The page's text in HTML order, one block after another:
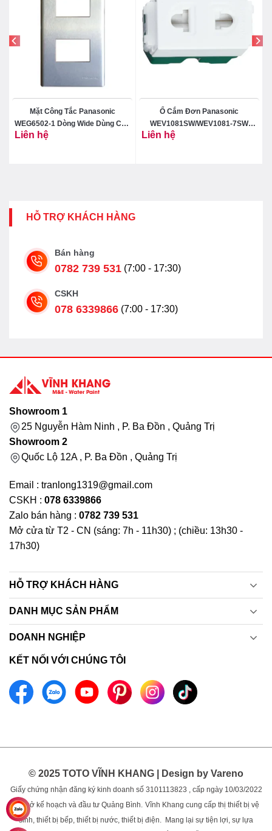
Mặt Công Tắc Panasonic
WEG6502-1 Dòng Wide Dùng Cho
Liên hệ
Ổ Cắm Đơn Panasonic
WEV1081SW/WEV1081-7SW
Liên hệ
HỖ TRỢ KHÁCH HÀNG
Bán hàng
0782 739 531 (7:00 - 17:30)
CSKH
078 6339866 (7:00 - 17:30)
Showroom 1
25 Nguyễn Hàm Ninh , P. Ba Đồn , Quảng Trị
Showroom 2
Quốc Lộ 12A , P. Ba Đồn , Quảng Trị
Email : tranlong1319@gmail.com
CSKH : 078 6339866
Zalo bán hàng : 0782 739 531
Mở cửa từ T2 - CN (sáng: 7h - 11h30) ; (chiều: 13h30 -
17h30)
HỖ TRỢ KHÁCH HÀNG
DANH MỤC SẢN PHẨM
DOANH NGHIỆP
KẾT NỐI VỚI CHÚNG TÔI
© 2025 TOTO VĨNH KHANG | Design by Vareno
Giấy chứng nhận đăng ký kinh doanh số 3101113823 , cấp ngày 10/03/2022
bởi sở kế hoạch và đầu tư Quảng Bình. Vĩnh Khang cung cấp thị thiết bị vệ
sinh, thiết bị bếp, thiết bị nước, thiết bị điện. Mang lại sự tiện lợi, sự lựa